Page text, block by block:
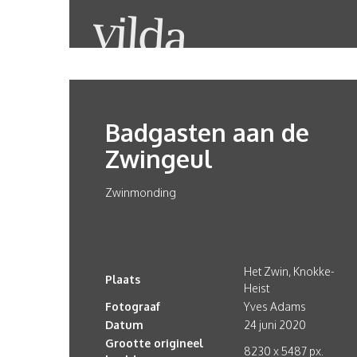
Badgasten aan de
Zwingeul
Zwinmonding
Plaats
Het Zwin, Knokke-
Heist
Fotograaf
Yves Adams
Datum
24 juni 2020
Grootte origineel
8230 x 5487 px.